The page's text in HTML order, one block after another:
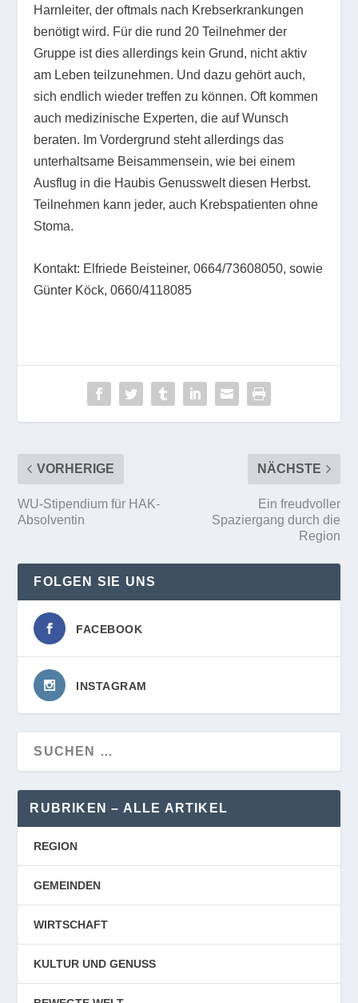
Harnleiter, der oftmals nach Krebserkrankungen
benötigt wird. Für die rund 20 Teilnehmer der
Gruppe ist dies allerdings kein Grund, nicht aktiv
am Leben teilzunehmen. Und dazu gehört auch,
sich endlich wieder treffen zu können. Oft kommen
auch medizinische Experten, die auf Wunsch
beraten. Im Vordergrund steht allerdings das
unterhaltsame Beisammensein, wie bei einem
Ausflug in die Haubis Genusswelt diesen Herbst.
Teilnehmen kann jeder, auch Krebspatienten ohne
Stoma.
Kontakt: Elfriede Beisteiner, 0664/73608050, sowie
Günter Köck, 0660/4118085
VORHERIGE
WU-Stipendium für HAK-
Absolventin
NÄCHSTE
Ein freudvoller
Spaziergang durch die
Region
FOLGEN SIE UNS
FACEBOOK
INSTAGRAM
RUBRIKEN – ALLE ARTIKEL
REGION
GEMEINDEN
WIRTSCHAFT
KULTUR UND GENUSS